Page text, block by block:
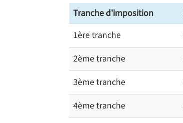
Tranche d'imposition
1ère tranche
2ème tranche
3ème tranche
4ème tranche